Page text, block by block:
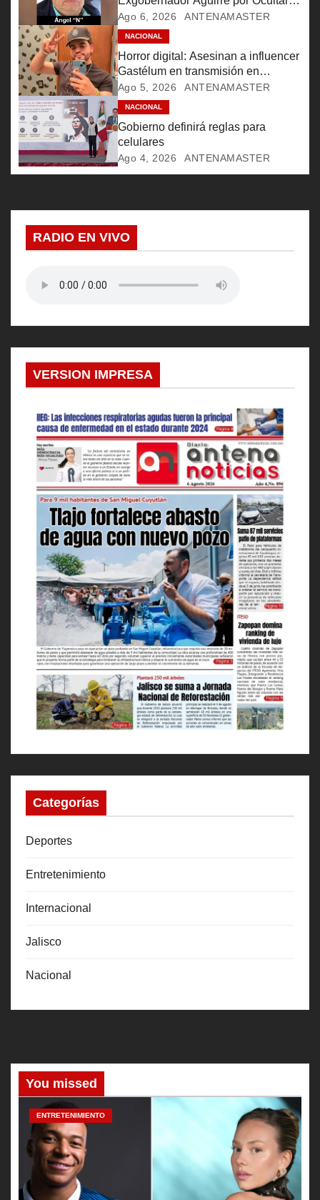
d
e
e
n
t
r
a
Información Clave
Ago 6, 2026 ANTENAMASTER
NACIONAL
Horror digital: Asesinan a influencer
Gastélum en transmisión en
Culiacán
Ago 5, 2026 ANTENAMASTER
NACIONAL
Gobierno definirá reglas para
celulares
Ago 4, 2026 ANTENAMASTER
RADIO EN VIVO
VERSION IMPRESA
Categorías
Deportes
Entretenimiento
Internacional
Jalisco
Nacional
You missed
ENTRETENIMIENTO